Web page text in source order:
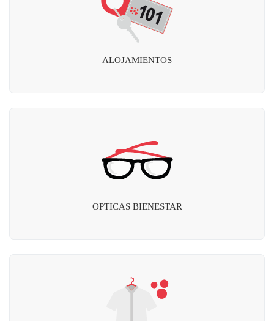
ALOJAMIENTOS
OPTICAS BIENESTAR